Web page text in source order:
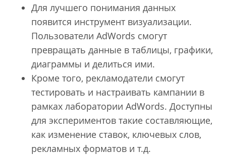
Для лучшего понимания данных
появится инструмент визуализации.
Пользователи AdWords смогут
превращать данные в таблицы, графики,
диаграммы и делиться ими.
Кроме того, рекламодатели смогут
тестировать и настраивать кампании в
рамках лаборатории AdWords. Доступны
для экспериментов такие составляющие,
как изменение ставок, ключевых слов,
рекламных форматов и т.д.